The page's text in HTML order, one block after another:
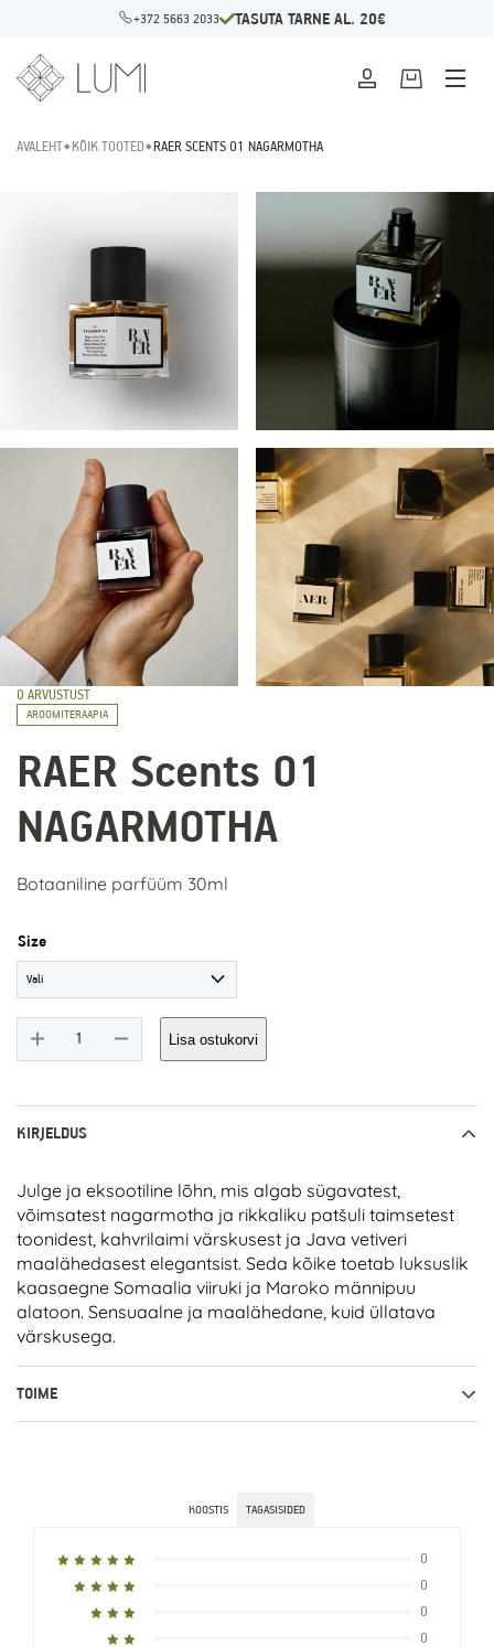
+372 5663 2033 TASUTA TARNE AL. 20€
AVALEHT KÕIK TOOTED RAER SCENTS 01 NAGARMOTHA
0 ARVUSTUST
AROOMITERAAPIA
RAER Scents 01
NAGARMOTHA
Botaaniline parfüüm 30ml
Size
Vali
RAER
NAGARMOTHA
kogus
Lisa ostukorvi
KIRJELDUS
Julge ja eksootiline lõhn, mis algab sügavatest,
võimsatest nagarmotha ja rikkaliku patšuli taimsetest
toonidest, kahvrilaimi värskusest ja Java vetiveri
maalähedasest elegantsist. Seda kõike toetab luksuslik
kaasaegne Somaalia viiruki ja Maroko männipuu
alatoon. Sensuaalne ja maalähedane, kuid üllatava
värskusega.
TOIME
KOOSTIS TAGASISIDED
0
0
0
0